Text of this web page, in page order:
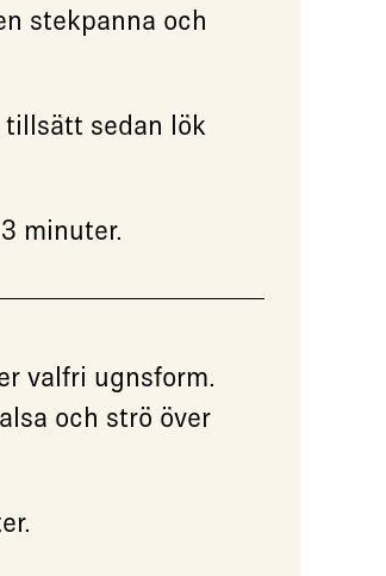
stekpanna och
sedan lök
minuter.
valfri ugnsform.
och strö över